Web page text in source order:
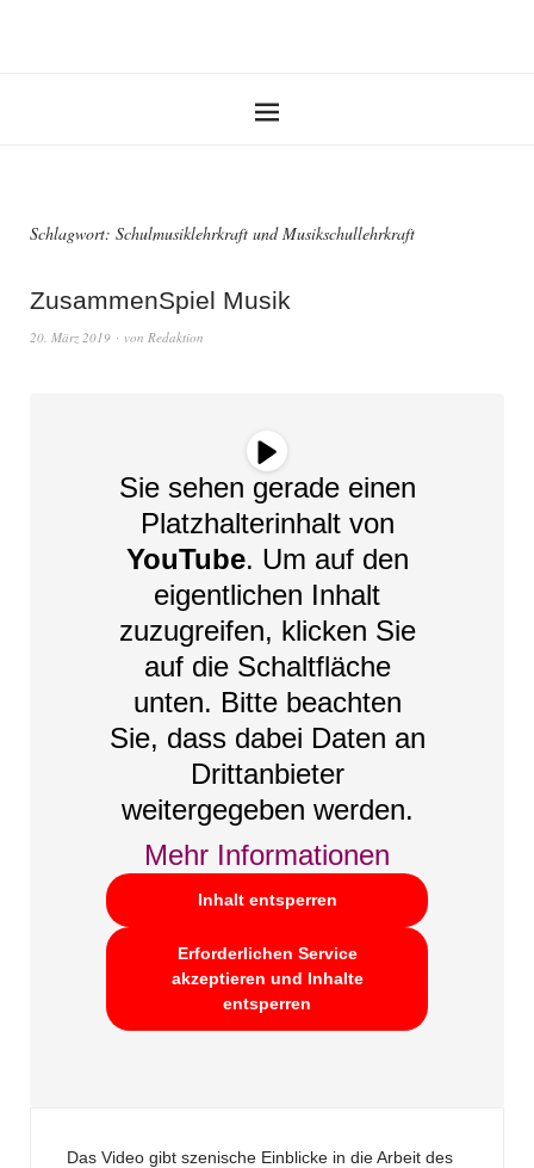
Schlagwort: Schulmusiklehrkraft und Musikschullehrkraft
ZusammenSpiel Musik
20. März 2019 von Redaktion
Sie sehen gerade einen
Platzhalterinhalt von
YouTube. Um auf den
eigentlichen Inhalt
zuzugreifen, klicken Sie
auf die Schaltfläche
unten. Bitte beachten
Sie, dass dabei Daten an
Drittanbieter
weitergegeben werden.
Mehr Informationen
Inhalt entsperren
Erforderlichen Service
akzeptieren und Inhalte
entsperren
Das Video gibt szenische Einblicke in die Arbeit des